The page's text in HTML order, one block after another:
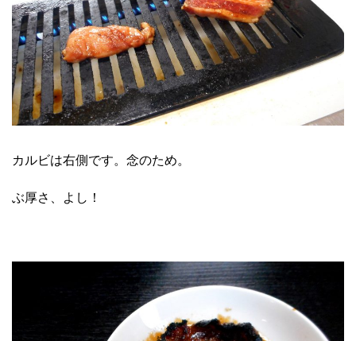
カルビは右側です。念のため。
ぶ厚さ、よし！